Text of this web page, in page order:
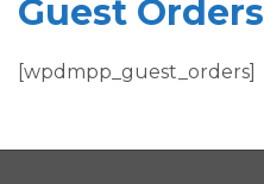
Guest Orders
[wpdmpp_guest_orders]